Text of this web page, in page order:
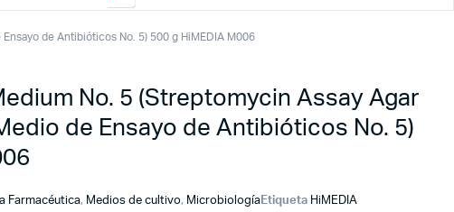
de Antibióticos No. 5) 500 g HiMEDIA M006
No. 5 (Streptomycin Assay Agar
de Ensayo de Antibióticos No. 5)
Farmacéutica, Medios de cultivo, MicrobiologíaEtiqueta HiMEDIA